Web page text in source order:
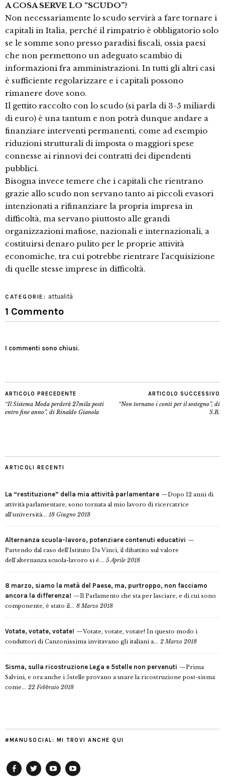
A COSA SERVE LO “SCUDO”?
Non necessariamente lo scudo servirà a fare tornare i
capitali in Italia, perché il rimpatrio è obbligatorio solo
se le somme sono presso paradisi fiscali, ossia paesi
che non permettono un adeguato scambio di
informazioni fra amministrazioni. In tutti gli altri casi
è sufficiente regolarizzare e i capitali possono
rimanere dove sono.
Il gettito raccolto con lo scudo (si parla di 3-5 miliardi
di euro) è una tantum e non potrà dunque andare a
finanziare interventi permanenti, come ad esempio
riduzioni strutturali di imposta o maggiori spese
connesse ai rinnovi dei contratti dei dipendenti
pubblici.
Bisogna invece temere che i capitali che rientrano
grazie allo scudo non servano tanto ai piccoli evasori
intenzionati a rifinanziare la propria impresa in
difficoltà, ma servano piuttosto alle grandi
organizzazioni mafiose, nazionali e internazionali, a
costituirsi denaro pulito per le proprie attività
economiche, tra cui potrebbe rientrare l’acquisizione
di quelle stesse imprese in difficoltà.
CATEGORIE: attualità
1 Commento
I commenti sono chiusi.
ARTICOLO PRECEDENTE
“Il Sistema Moda perderà 27mila posti
entro fine anno”, di Rinaldo Gianola
ARTICOLO SUCCESSIVO
“Non tornano i conti per il sostegno”, di
S.B.
ARTICOLI RECENTI
La “restituzione” della mia attività parlamentare
Dopo 12 anni di
attività parlamentare, sono tornata al mio lavoro di ricercatrice
all’università... 18 Giugno 2018
Alternanza scuola-lavoro, potenziare contenuti educativi
Partendo dal caso dell’Istituto Da Vinci, il dibattito sul valore
dell’alternanza scuola-lavoro si è... 5 Aprile 2018
8 marzo, siamo la metà del Paese, ma, purtroppo, non facciamo
ancora la differenza!
Il Parlamento che sta per lasciare, e di cui sono
componente, è stato il... 8 Marzo 2018
Votate, votate, votate!
Votate, votate, votate! In questo modo i
conduttori di Canzonissima invitavano gli italiani a... 2 Marzo 2018
Sisma, sulla ricostruzione Lega e 5stelle non pervenuti
Prima
Salvini, e ora anche i 5stelle provano a usare la ricostruzione post-sisma
come... 22 Febbraio 2018
#MANUSOCIAL: MI TROVI ANCHE QUI